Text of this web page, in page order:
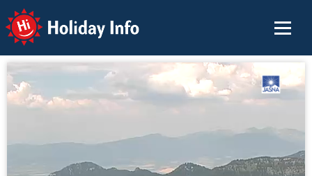
Holiday Info